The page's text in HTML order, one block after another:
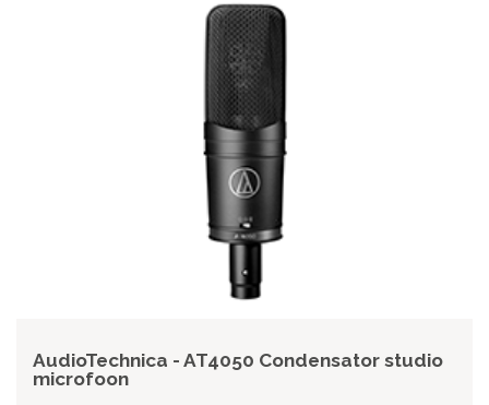
AudioTechnica - AT4050 Condensator studio
microfoon